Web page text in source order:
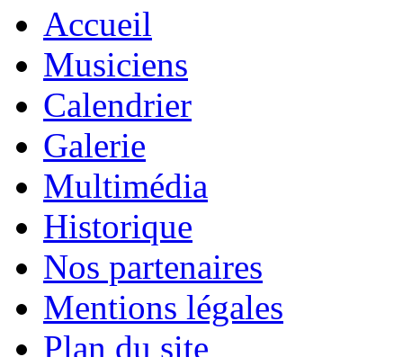
Accueil
Musiciens
Calendrier
Galerie
Multimédia
Historique
Nos partenaires
Mentions légales
Plan du site